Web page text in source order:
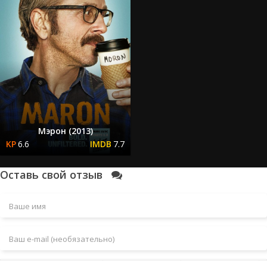
Мэрон (2013)
6.6
7.7
Оставь свой отзыв